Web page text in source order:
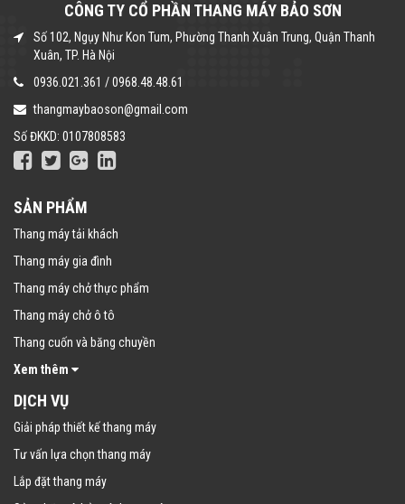
CÔNG TY CỔ PHẦN THANG MÁY BẢO SƠN
Số 102, Ngụy Như Kon Tum, Phường Thanh Xuân Trung, Quận Thanh
Xuân, TP. Hà Nội
0936.021.361 /0968.48.48.61
thangmaybaoson@gmail.com
Số ĐKKD: 0107808583
SẢN PHẨM
Thang máy tải khách
Thang máy gia đình
Thang máy chở thực phẩm
Thang máy chở ô tô
Thang cuốn và băng chuyền
Xem thêm
DỊCH VỤ
Giải pháp thiết kế thang máy
Tư vấn lựa chọn thang máy
Lắp đặt thang máy